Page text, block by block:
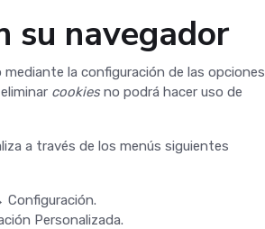
su navegador
la configuración de las opciones
cookiesno podrá hacer uso de
a través de los menús siguientes
Personalizada.